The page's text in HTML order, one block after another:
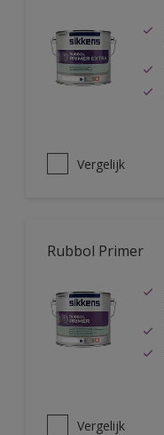
Vergelijk
Rubbol Primer
Vergelijk